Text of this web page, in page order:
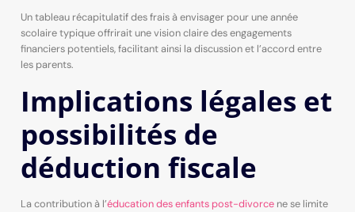
Un tableau récapitulatif des frais à envisager pour une année
scolaire typique offrirait une vision claire des engagements
financiers potentiels, facilitant ainsi la discussion et l’accord entre
les parents.
Implications légales et
possibilités de
déduction fiscale
La contribution à l’éducation des enfants post-divorcene se limite